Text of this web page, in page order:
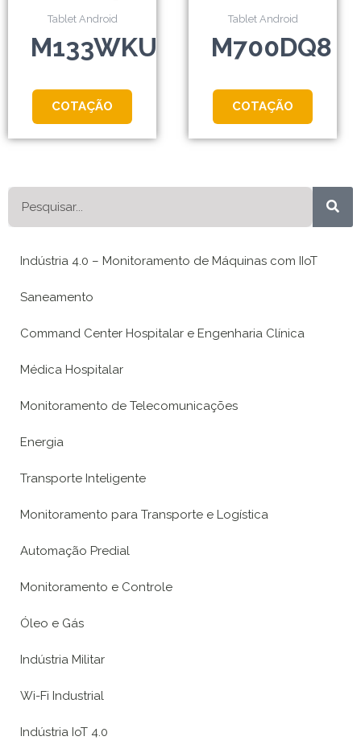
Tablet Android
M133WKU
COTAÇÃO
Tablet Android
M700DQ8
COTAÇÃO
Indústria 4.0 – Monitoramento de Máquinas com IIoT
Saneamento
Command Center Hospitalar e Engenharia Clínica
Médica Hospitalar
Monitoramento de Telecomunicações
Energia
Transporte Inteligente
Monitoramento para Transporte e Logística
Automação Predial
Monitoramento e Controle
Óleo e Gás
Indústria Militar
Wi-Fi Industrial
Indústria IoT 4.0